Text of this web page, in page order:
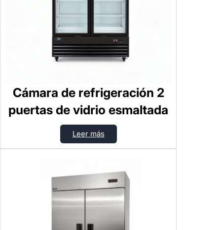
Cámara de refrigeración 2
puertas de vidrio esmaltada
Leer más